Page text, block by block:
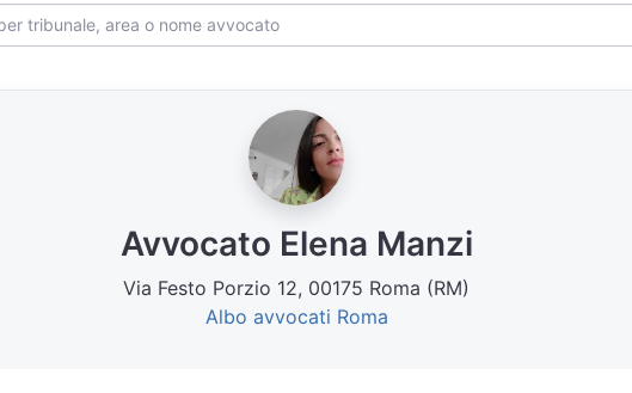
Avvocato Elena Manzi
Via Festo Porzio 12, 00175 Roma (RM)
Albo avvocati Roma